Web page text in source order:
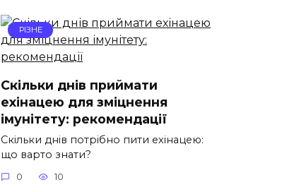
РІЗНЕ
Скільки днів приймати
ехінацею для зміцнення
імунітету: рекомендації
Скільки днів потрібно пити ехінацею:
що варто знати?
0 10